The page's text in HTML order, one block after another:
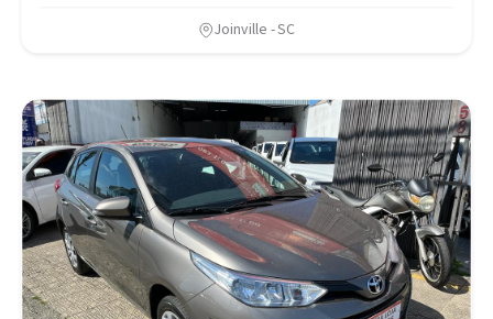
Joinville - SC